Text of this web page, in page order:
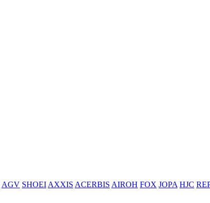
AGV SHOEI AXXIS ACERBIS AIROH FOX JOPA HJC